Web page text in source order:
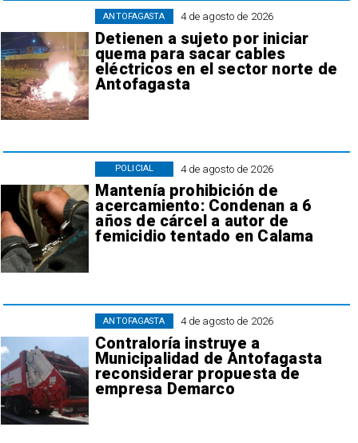
4 de agosto de 2026
Detienen a sujeto por iniciar
quema para sacar cables
eléctricos en el sector norte de
Antofagasta
ANTOFAGASTA
4 de agosto de 2026
Mantenía prohibición de
acercamiento: Condenan a 6
años de cárcel a autor de
femicidio tentado en Calama
POLICIAL
4 de agosto de 2026
Contraloría instruye a
Municipalidad de Antofagasta
reconsiderar propuesta de
empresa Demarco
ANTOFAGASTA